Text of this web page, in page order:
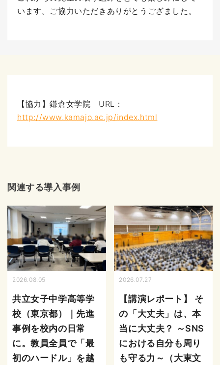
います。ご協力いただきありがとうござました。
【協力】鎌倉女学院 URL：
http://www.kamajo.ac.jp/index.html
関連する導入事例
2026.08.05
共立女子中学高等学
校（東京都）｜先進
事例を校内の日常
に。教員全員で「最
初のハードル」を越
2026.07.27
【講演レポート】 そ
の「大丈夫」は、本
当に大丈夫？ ～SNS
における自分も周り
も守る力～（大東文